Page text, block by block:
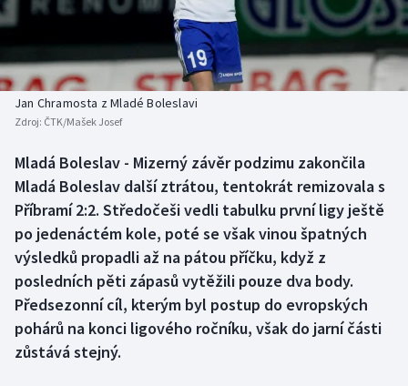
Baseball a softbal
Basketbal
Biatlon
Box
Curling
Dostihy
Florbal
Futsal
Soutěže
Historické návraty
Aplikace ČT sport
Jan Chramosta z Mladé Boleslavi
Zdroj: ČTK/Mašek Josef
Mladá Boleslav - Mizerný závěr podzimu zakončila
Mladá Boleslav další ztrátou, tentokrát remizovala s
Příbramí 2:2. Středočeši vedli tabulku první ligy ještě
po jedenáctém kole, poté se však vinou špatných
výsledků propadli až na pátou příčku, když z
posledních pěti zápasů vytěžili pouze dva body.
Předsezonní cíl, kterým byl postup do evropských
pohárů na konci ligového ročníku, však do jarní části
zůstává stejný.